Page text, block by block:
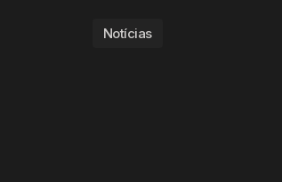
Notícias